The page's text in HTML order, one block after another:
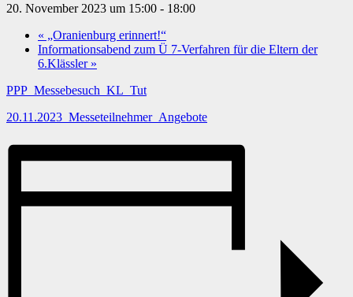
20. November 2023 um 15:00 - 18:00
« „Oranienburg erinnert!“
Informationsabend zum Ü 7-Verfahren für die Eltern der
6.Klässler »
PPP_Messebesuch_KL_Tut
20.11.2023_Messeteilnehmer_Angebote